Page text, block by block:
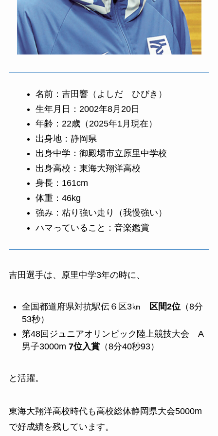
名前：吉田響（よしだ ひびき）
生年月日：2002年8月20日
年齢：22歳（2025年1月現在）
出身地：静岡県
出身中学：御殿場市立原里中学校
出身高校：東海大翔洋高校
身長：161cm
体重：46kg
強み：粘り強い走り（我慢強い）
ハマっていること：音楽鑑賞
吉田選手は、原里中学3年の時に、
全国都道府県対抗駅伝６区3㎞ 区間2位（8分
53秒）
第48回ジュニアオリンピック陸上競技大会 A
男子3000m 7位入賞（8分40秒93）
と活躍。
東海大翔洋高校時代も高校総体静岡県大会5000m
で好成績を残しています。